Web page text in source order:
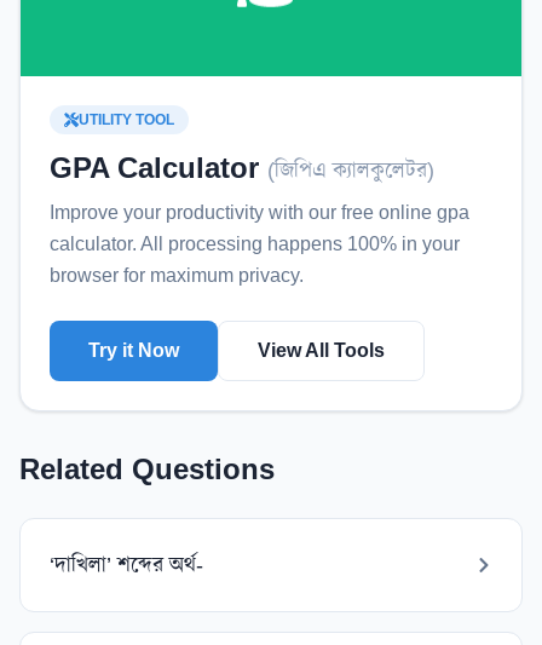
UTILITY TOOL
GPA Calculator (জিপিএ ক্যালকুলেটর)
Improve your productivity with our free online gpa
calculator. All processing happens 100% in your
browser for maximum privacy.
Try it Now View All Tools
Related Questions
‘দাখিলা’ শব্দের অর্থ-